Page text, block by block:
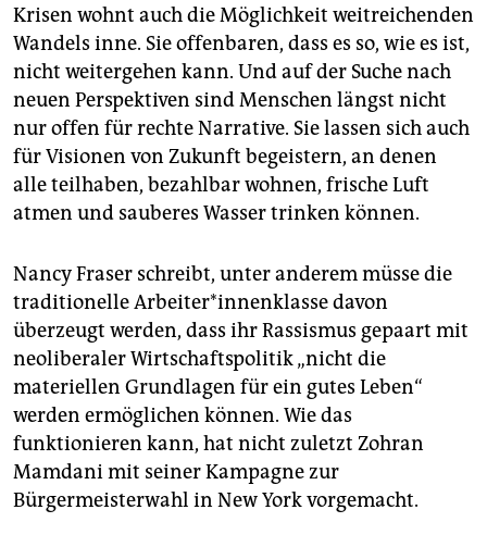
Krisen wohnt auch die Möglichkeit weitreichenden
Wandels inne. Sie offenbaren, dass es so, wie es ist,
nicht weitergehen kann. Und auf der Suche nach
neuen Perspektiven sind Menschen längst nicht
nur offen für rechte Narrative. Sie lassen sich auch
für Visionen von Zukunft begeistern, an denen
alle teilhaben, bezahlbar wohnen, frische Luft
atmen und sauberes Wasser trinken können.
Nancy Fraser schreibt, unter anderem müsse die
traditionelle Ar­bei­te­r*in­nen­klas­se davon
überzeugt werden, dass ihr Rassismus gepaart mit
neoliberaler Wirtschaftspolitik „nicht die
materiellen Grundlagen für ein gutes Leben“
werden ermöglichen können. Wie das
funktionieren kann, hat nicht zuletzt Zohran
Mamdani mit seiner Kampagne zur
Bürgermeisterwahl in New York vorgemacht.